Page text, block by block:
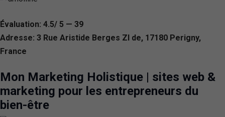
Évaluation: 4.5/ 5 — 39
Adresse: 3 Rue Aristide Berges ZI de, 17180 Perigny,
France
Mon Marketing Holistique | sites web &
marketing pour les entrepreneurs du
bien-être